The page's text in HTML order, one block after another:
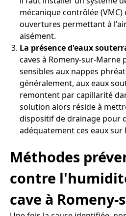
mécanique contrôlée (VMC)
ouvertures permettant à
aisément.
La présence d'eaux
caves à Romeny-sur-Marne
sensibles aux nappes
généralement, aux eaux
remontent par capillarité
solution alors réside à
dispositif de drainage pour
adéquatement ces eaux sur
Méthodes
contre
cave à